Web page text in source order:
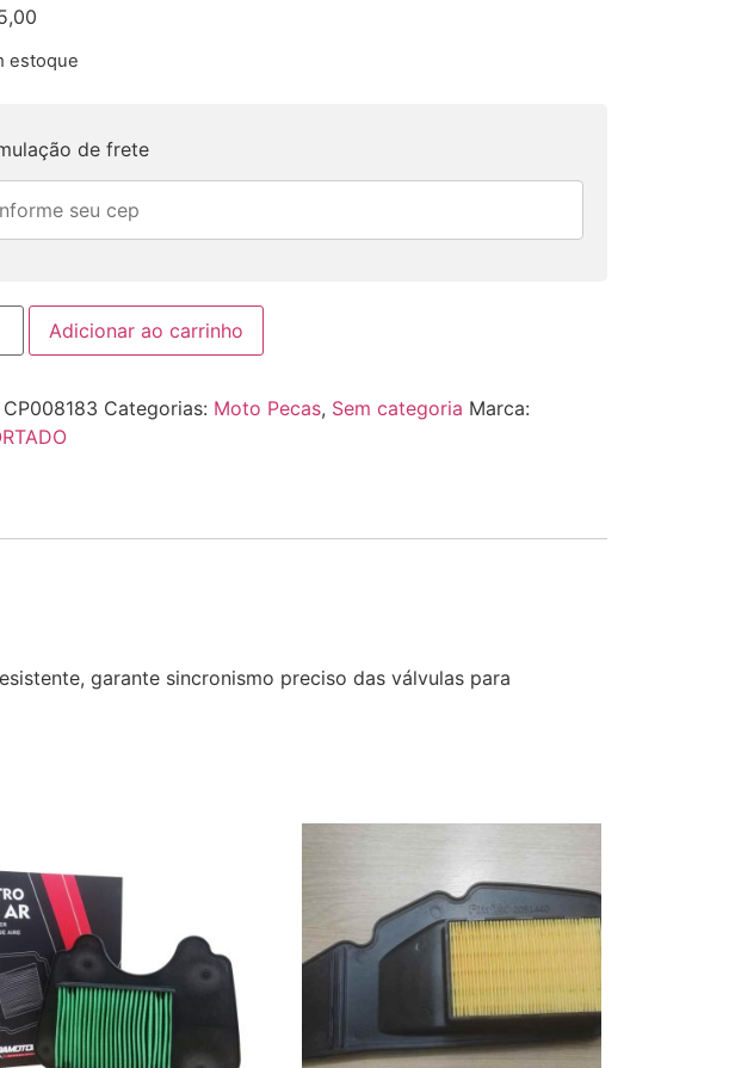
estoque
de frete
Adicionar ao carrinho
CP008183 Categorias: Moto Pecas, Sem categoria Marca:
garante sincronismo preciso das válvulas para